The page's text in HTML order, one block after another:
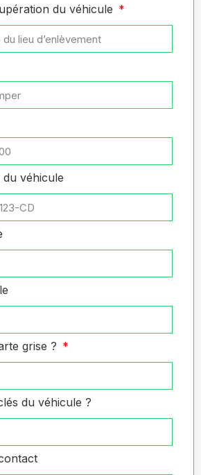
du véhicule
véhicule
grise ?
du véhicule ?